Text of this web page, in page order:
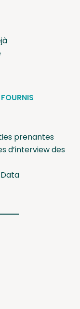
prenantes
d’interview des